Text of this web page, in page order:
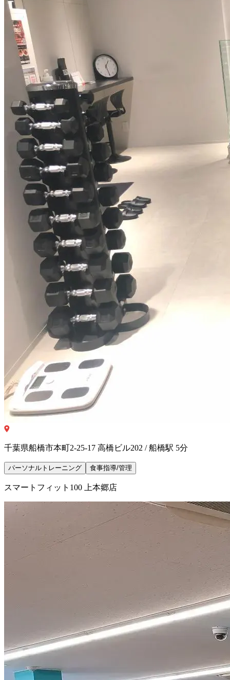
千葉県船橋市本町2-25-17 高橋ビル202 / 船橋駅 5分
パーソナルトレーニング 食事指導/管理
スマートフィット100 上本郷店